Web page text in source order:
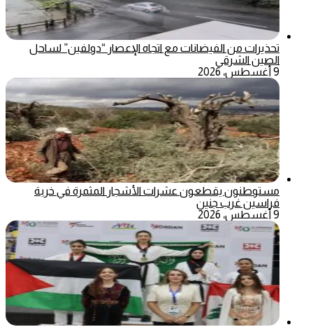
تحذيرات من الفيضانات مع اتجاه الإعصار “دولفين” لساحل
الصين الشرقي
9 أغسطس، 2026
مستوطنون يقطعون عشرات الأشجار المثمرة في خربة
فراسين غرب جنين
9 أغسطس، 2026